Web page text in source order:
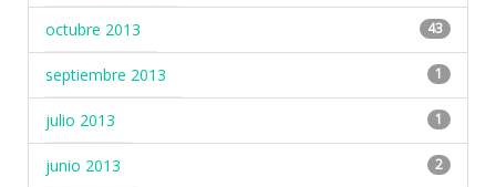
octubre 2013 43
septiembre 2013 1
julio 2013 1
junio 2013 2